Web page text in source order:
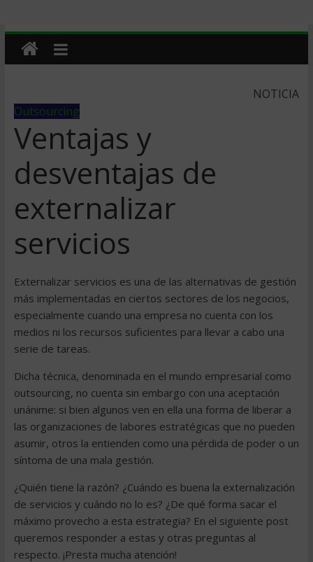
NOTICIA
Outsourcing
Ventajas y
desventajas de
externalizar
servicios
Externalizar servicios es una de las alternativas de gestión
más implementadas en ciertos sectores de los negocios,
especialmente cuando una empresa no cuenta con los
medios ni los recursos suficientes para llevar a cabo una
serie de tareas.
Dicha técnica, denominada en el mundo empresarial como
outsourcing, no cuenta sin embargo con una aceptación
unánime: si bien algunos ven en ella una forma de liberar a
las organizaciones de labores estratégicas que no pueden
asumir, otros la entienden como una pérdida de poder o un
síntoma de una mala gestión.
¿Quién tiene la razón? ¿Cuándo es buena la externalización
de servicios y cuándo no lo es? ¿De qué forma sacar el
máximo provecho a esta estrategia? En el siguiente post
queremos responder a estas y otras preguntas al
respecto. ¡Presta mucha atención!